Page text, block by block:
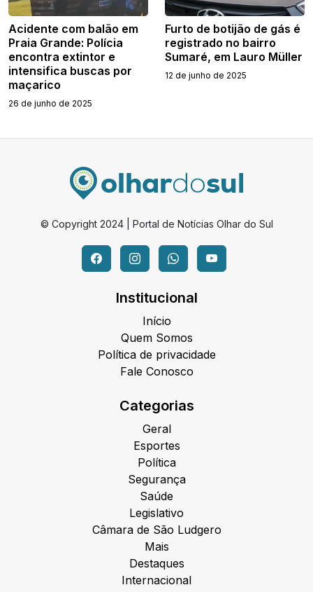
Acidente com balão em
Praia Grande: Polícia
encontra extintor e
intensifica buscas por
maçarico
26 de junho de 2025
Furto de botijão de gás é
registrado no bairro
Sumaré, em Lauro Müller
12 de junho de 2025
© Copyright 2024 | Portal de Notícias Olhar do Sul
Institucional
Início
Quem Somos
Política de privacidade
Fale Conosco
Categorias
Geral
Esportes
Política
Segurança
Saúde
Legislativo
Câmara de São Ludgero
Mais
Destaques
Internacional